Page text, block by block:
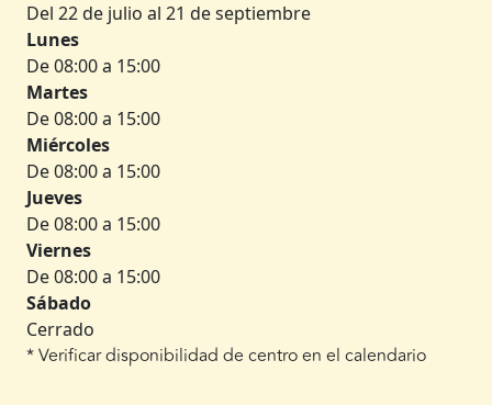
Del 22 de julio al 21 de septiembre
Lunes
De 08:00 a 15:00
Martes
De 08:00 a 15:00
Miércoles
De 08:00 a 15:00
Jueves
De 08:00 a 15:00
Viernes
De 08:00 a 15:00
Sábado
Cerrado
* Verificar disponibilidad de centro en el calendario